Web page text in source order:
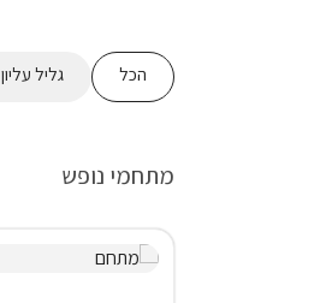
הכל גליל עליון
מתחמי נופש